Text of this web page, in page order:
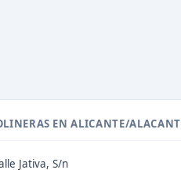
EN ALICANTE/ALACANT
Jativa, S/n